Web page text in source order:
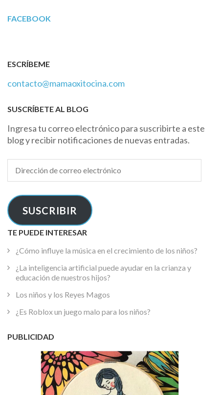
FACEBOOK
ESCRÍBEME
contacto@mamaoxitocina.com
SUSCRÍBETE AL BLOG
Ingresa tu correo electrónico para suscribirte a este
blog y recibir notificaciones de nuevas entradas.
de
electrónico
SUSCRIBIR
TE PUEDE INTERESAR
¿Cómo influye la música en el crecimiento de los niños?
¿La inteligencia artificial puede ayudar en la crianza y
educación de nuestros hijos?
Los niños y los Reyes Magos
¿Es Roblox un juego malo para los niños?
PUBLICIDAD